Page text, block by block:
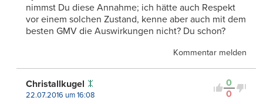
nimmst Du diese Annahme; ich hätte auch Respekt
vor einem solchen Zustand, kenne aber auch mit dem
besten GMV die Auswirkungen nicht? Du schon?
Kommentar melden
0
0
Christallkugel
22.07.2016 um 16:08